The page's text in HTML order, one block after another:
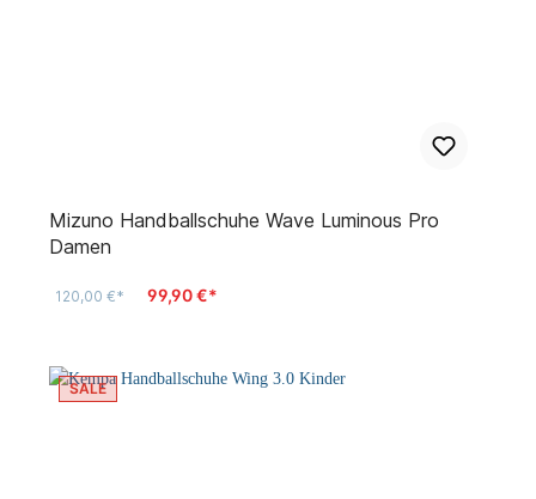
Mizuno Handballschuhe Wave Luminous Pro
Damen
120,00 €* 99,90 €*
SALE